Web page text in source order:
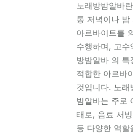
노래방밤알바
통 저녁이나 밤
아르바이트를
수행하며, 고수
방밤알바 의 특
적합한 아르바
것입니다. 노
밤알바는 주로
태로, 음료 서
등 다양한 역